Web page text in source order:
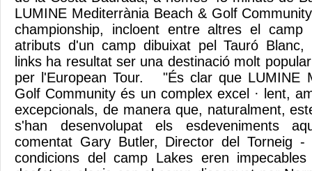
LUMINE Mediterrània Beach & Golf
championship, incloent entre altres el
atributs d'un camp dibuixat pel Tauró Blanc,
links ha resultat ser una destinació molt
per l'European Tour. "És clar que LUMINE
Golf Community és un complex excel · lent,
excepcionals, de manera que, naturalment,
s'han desenvolupat els esdeveniments
comentat Gary Butler, Director del Torneig -
condicions del camp Lakes eren